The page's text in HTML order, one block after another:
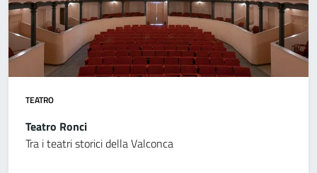
TEATRO
Teatro Ronci
Tra i teatri storici della Valconca